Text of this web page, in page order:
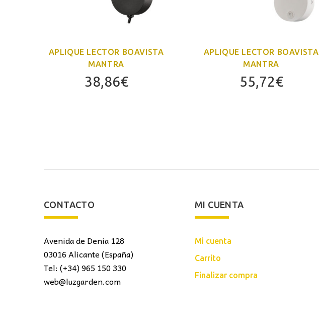
APLIQUE LECTOR BOAVISTA
MANTRA
38,86€
APLIQUE LECTOR BOAVISTA
MANTRA
55,72€
CONTACTO
Avenida de Denia 128
03016 Alicante (España)
Tel: (+34) 965 150 330
web@luzgarden.com
MI CUENTA
Mi cuenta
Carrito
Finalizar compra